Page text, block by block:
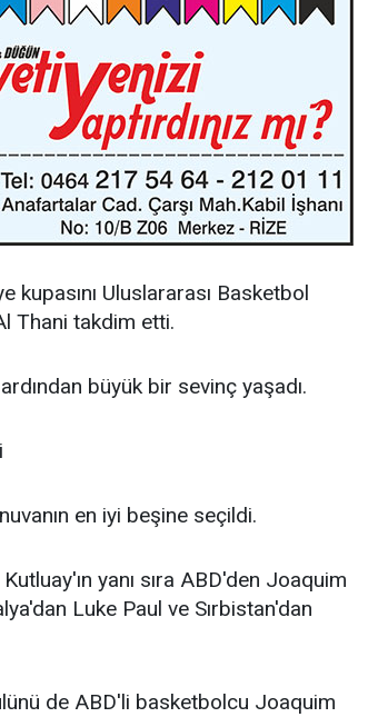
Uluslararası Basketbol
Thani takdim etti.
büyük bir sevinç yaşadı.
en iyi beşine seçildi.
yanı sıra ABD'den Joaquim
Luke Paul ve Sırbistan'dan
de ABD'li basketbolcu Joaquim